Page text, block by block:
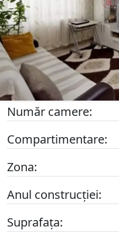
Număr camere:
Compartimentare:
Zona:
Anul construcției:
Suprafața: